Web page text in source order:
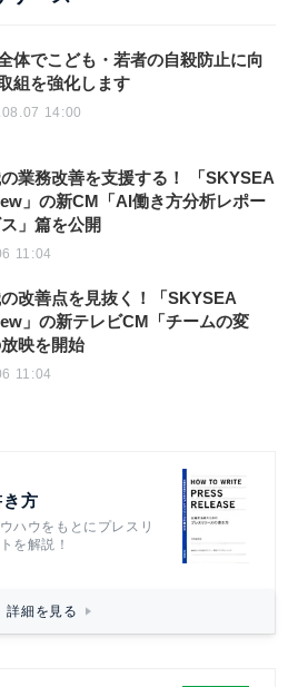
体でこども・若者の自殺防止に向
組を強化します
14:00
業務改善を支援する！ 「SKYSEA
」の新CM「AI働き方分析レポー
」篇を公開
11:04
改善点を見抜く！「SKYSEA
」の新テレビCM「チームの変
映を開始
11:04
方
ハウをもとにプレスリ
を解説！
詳細を見る